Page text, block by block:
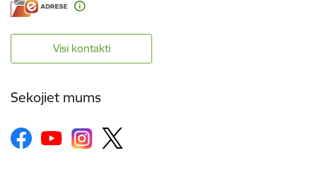
Visi kontakti
Sekojiet mums